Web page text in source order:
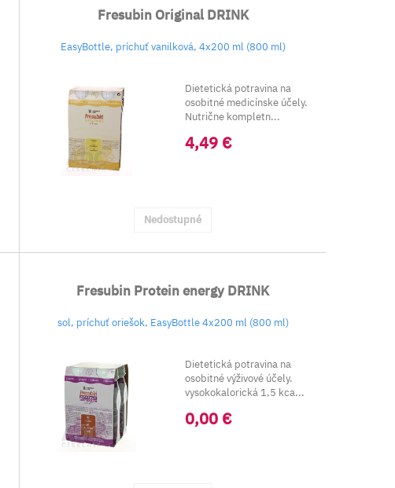
Fresubin Original DRINK
EasyBottle, príchuť vanilková, 4x200 ml (800 ml)
Dietetická potravina na
osobitné medicínske účely.
Nutrične kompletn...
4,49 €
Nedostupné
Fresubin Protein energy DRINK
sol, príchuť oriešok, EasyBottle 4x200 ml (800 ml)
Dietetická potravina na
osobitné výživové účely.
vysokokalorická 1,5 kca...
0,00 €